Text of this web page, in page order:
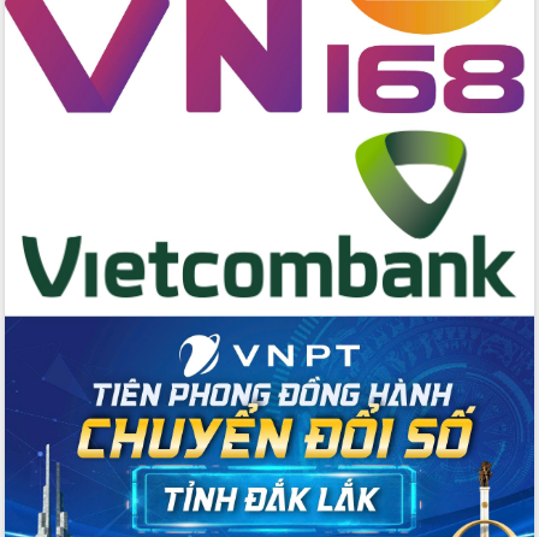
Thứ trưởng Bộ Y tế làm việc với tỉnh
Đắk Lắk về phát triển nhân lực y tế
cho trạm y tế cấp xã
Du lịch Đắk Lắk nâng tầm trải nghiệm
du khách thông qua Hệ thống cơ sở dữ
trao đổi thông tin trước Kỳ họp thứ
nhất, Quốc hội khóa XVI
Quyết liệt cải cách hành chính, khơi
Nâng cao hiệu lực, hiệu quả HĐND
tỉnh thông qua hiện đại hóa hành chính
Xã Ea Phê gắn cải cách hành chính với
chuyển đổi số
Phó Chủ tịch Thường trực UBND tỉnh
Hồ Thị Nguyên Thảo làm việc tại Trung
tâm Phục vụ hành chính công xã Ea